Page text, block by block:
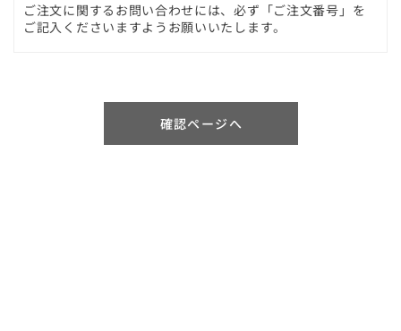
ご注文に関するお問い合わせには、必ず「ご注文番号」を
ご記入くださいますようお願いいたします。
確認ページへ